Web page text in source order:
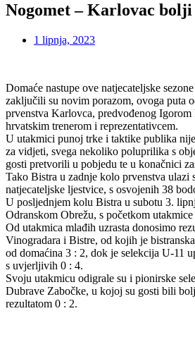
Nogomet – Karlovac
1 lipnja, 2023
Domaće nastupe ove natjecateljske
zaključili su novim porazom, ovoga puta
prvenstva Karlovca, predvođenog Igorom
hrvatskim trenerom i reprezentativcem.
U utakmici punoj trke i taktike publika
za vidjeti, svega nekoliko poluprilika s
gosti pretvorili u pobjedu te u konačnici
Tako Bistra u zadnje kolo prvenstva ulazi
natjecateljske ljestvice, s osvojenih 38
U posljednjem kolu Bistra u subotu 3.
Odranskom Obrežu, s početkom
Od utakmica mlađih uzrasta donosimo
Vinogradara i Bistre, od kojih je
od domaćina 3 : 2, dok je selekcija U-11
s uvjerljivih 0 : 4.
Svoju utakmicu odigrale su i pionirske
Dubrave Zabočke, u kojoj su gosti bili
rezultatom 0 : 2.